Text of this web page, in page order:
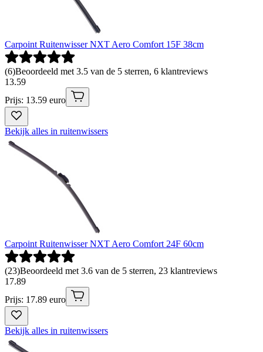
Carpoint Ruitenwisser NXT Aero Comfort 15F 38cm
(6)Beoordeeld met 3.5 van de 5 sterren, 6 klantreviews
13.59
Prijs: 13.59 euro
Bekijk alles in ruitenwissers
Carpoint Ruitenwisser NXT Aero Comfort 24F 60cm
(23)Beoordeeld met 3.6 van de 5 sterren, 23 klantreviews
17.89
Prijs: 17.89 euro
Bekijk alles in ruitenwissers